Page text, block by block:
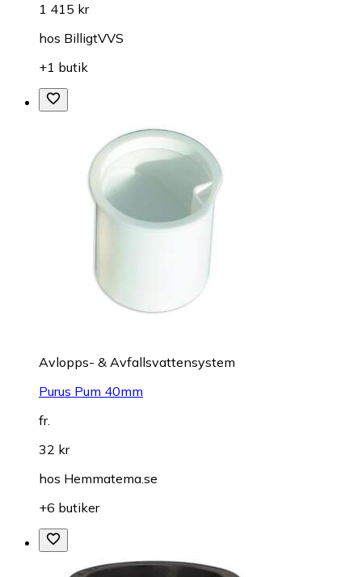
1 415 kr
hos BilligtVVS
+1 butik
Avlopps- & Avfallsvattensystem
Purus Pum 40mm
fr.
32 kr
hos Hemmatema.se
+6 butiker